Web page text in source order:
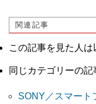
関連記事
この記事を見た人
同じカテゴリーの記
SONY／スマート